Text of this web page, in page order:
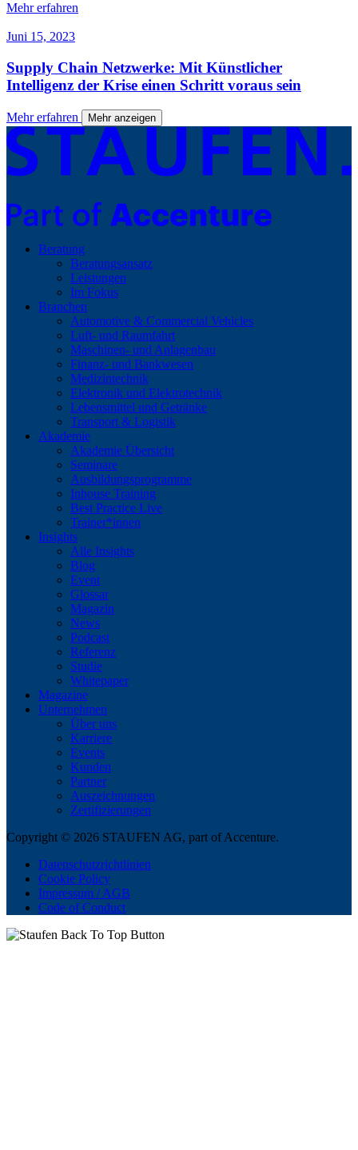
Mehr erfahren
Juni 15, 2023
Supply Chain Netzwerke: Mit Künstlicher
Intelligenz der Krise einen Schritt voraus sein
Mehr erfahren Mehr anzeigen
Beratung
Beratungsansatz
Leistungen
Im Fokus
Branchen
Automotive & Commercial Vehicles
Luft- und Raumfahrt
Maschinen- und Anlagenbau
Finanz- und Bankwesen
Medizintechnik
Elektronik und Elektrotechnik
Lebensmittel und Getränke
Transport & Logistik
Akademie
Akademie Übersicht
Seminare
Ausbildungsprogramme
Inhouse Training
Best Practice Live
Trainer*innen
Insights
Alle Insights
Blog
Event
Glossar
Magazin
News
Podcast
Referenz
Studie
Whitepaper
Magazine
Unternehmen
Über uns
Karriere
Events
Kunden
Partner
Auszeichnungen
Zertifizierungen
Copyright © 2026 STAUFEN AG, part of Accenture.
Datenschutzrichtlinien
Cookie Policy
Impressum / AGB
Code of Conduct